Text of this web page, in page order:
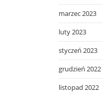
marzec 2023
luty 2023
styczeń 2023
grudzień 2022
listopad 2022